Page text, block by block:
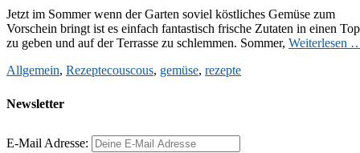
Jetzt im Sommer wenn der Garten soviel köstliches Gemüse zum
Vorschein bringt ist es einfach fantastisch frische Zutaten in einen
zu geben und auf der Terrasse zu schlemmen. Sommer, Weiterlesen
Kategorien
Allgemein, RezepteSchlagworte
couscous, gemüse, rezepte
Newsletter
E-Mail Adresse: